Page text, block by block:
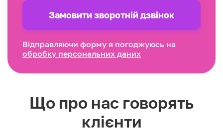
Замовити зворотнiй дзвінок
Відправляючи форму я погоджуюсь на
обробку персональних даних
Що про нас говорять
клієнти